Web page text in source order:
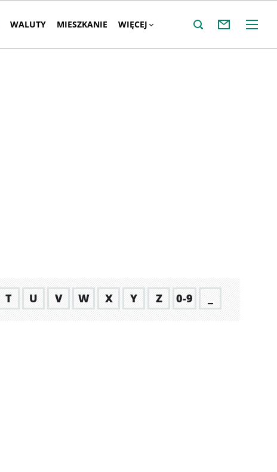
WALUTY MIESZKANIE WIĘCEJ
T U V W X Y Z 0-9